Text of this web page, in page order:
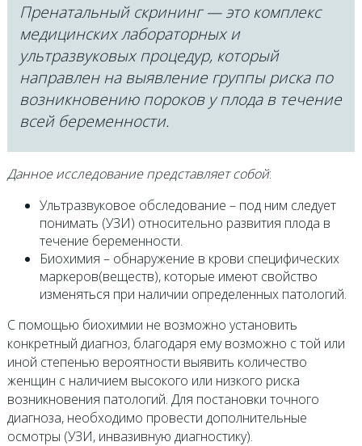
Пренатальный скрининг — это комплекс
медицинских лабораторных и
ультразвуковых процедур, который
направлен на выявление группы риска по
возникновению пороков у плода в течение
всей беременности.
Данное исследование представляет собой:
Ультразвуковое обследование – под ним следует
понимать (УЗИ) относительно развития плода в
течение беременности.
Биохимия – обнаружение в крови специфических
маркеров(веществ), которые имеют свойство
изменяться при наличии определенных патологий.
С помощью биохимии не возможно установить
конкретный диагноз, благодаря ему возможно с той или
иной степенью вероятности выявить количество
женщин с наличием высокого или низкого риска
возникновения патологий. Для постановки точного
диагноза, необходимо провести дополнительные
осмотры (УЗИ, инвазивную диагностику).